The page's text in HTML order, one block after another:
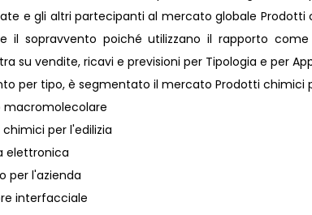
e gli altri partecipanti al mercato globale
il sopravvento poiché utilizzano il rapporto
su vendite, ricavi e previsioni per Tipologia e per
per tipo, è segmentato il mercato Prodotti chimici
macromolecolare
per l'edilizia
elettronica
per l'azienda
interfacciale